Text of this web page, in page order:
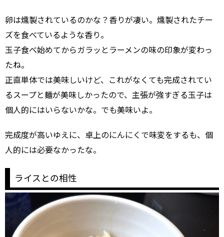
卵は燻製されているのかな？香りが凄い。燻製されたチー
ズを食べているような香り。
玉子食べ始めてからガラッとラーメンの味の印象が変わっ
たね。
正直単体では美味しいけど、これがなくても完成されてい
るスープと麺が美味しかったので、主張が強すぎる玉子は
個人的にはいらないかな。でも美味いよ。
完成度が高いゆえに、卓上のにんにくで味変をするも、個
人的には必要なかったな。
ライスとの相性